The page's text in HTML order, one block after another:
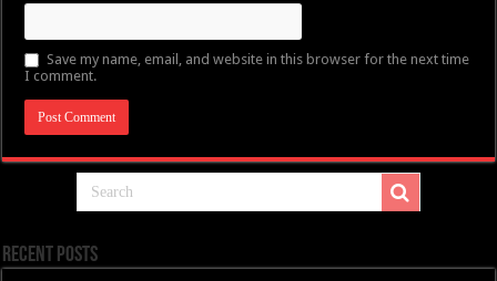
Save my name, email, and website in this browser for the next time
I comment.
Recent Posts